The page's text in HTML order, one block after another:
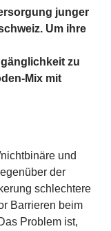
junger
Um ihre
zu
Mix mit
und
der
schlechtere
Barrieren beim
Problem ist,